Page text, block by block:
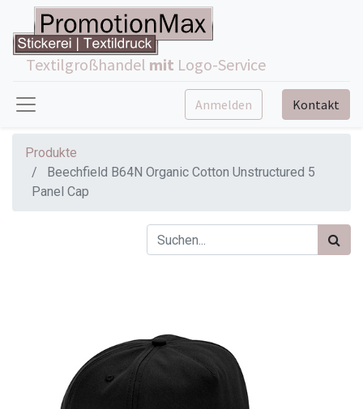
Textilgroßhandel mit Logo-Service
Anmelden Kontakt
Produkte
Beechfield B64N Organic Cotton Unstructured 5
Panel Cap